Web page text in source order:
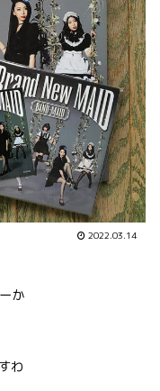
2022.03.14
か
わ